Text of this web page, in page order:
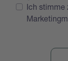
Ich stimme